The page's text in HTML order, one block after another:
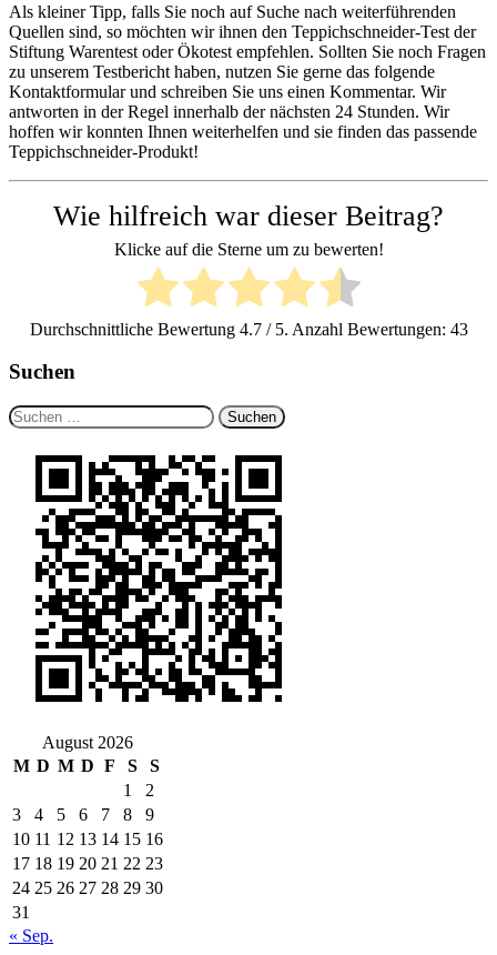
Als kleiner Tipp, falls Sie noch auf Suche nach weiterführenden
Quellen sind, so möchten wir ihnen den Teppichschneider-Test der
Stiftung Warentest oder Ökotest empfehlen. Sollten Sie noch Fragen
zu unserem Testbericht haben, nutzen Sie gerne das folgende
Kontaktformular und schreiben Sie uns einen Kommentar. Wir
antworten in der Regel innerhalb der nächsten 24 Stunden. Wir
hoffen wir konnten Ihnen weiterhelfen und sie finden das passende
Teppichschneider-Produkt!
Wie hilfreich war dieser Beitrag?
Klicke auf die Sterne um zu bewerten!
Durchschnittliche Bewertung 4.7/ 5. Anzahl Bewertungen: 43
Suchen
Suchen
nach:
August 2026
M D M D F S
S
1
2
3
4 5 6 7 8
9
10 11 12 13 14 15 16
17 18 19 20 21 22 23
24 25 26 27 28 29 30
31
« Sep.